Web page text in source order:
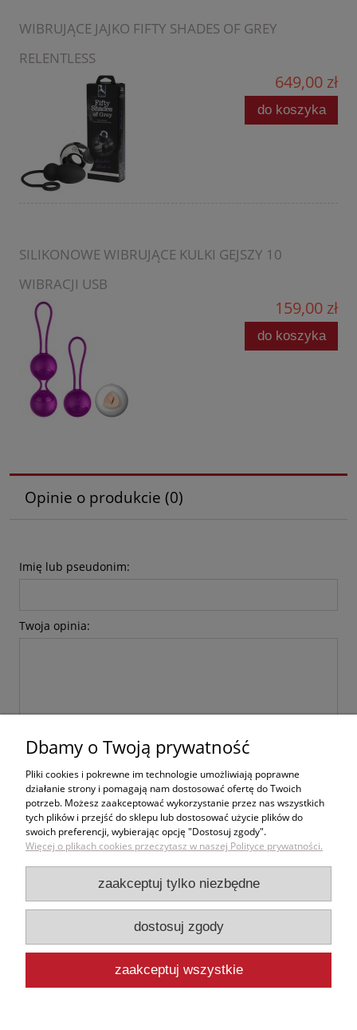
WIBRUJĄCE JAJKO FIFTY SHADES OF GREY
RELENTLESS
649,00 zł
do koszyka
SILIKONOWE WIBRUJĄCE KULKI GEJSZY 10
WIBRACJI USB
159,00 zł
do koszyka
Opinie o produkcie (0)
Imię lub pseudonim:
Twoja opinia:
Zakupy
Pomoc
Moje konto
Informacje
Dbamy o Twoją prywatność
Pliki cookies i pokrewne im technologie umożliwiają poprawne
działanie strony i pomagają nam dostosować ofertę do Twoich
potrzeb. Możesz zaakceptować wykorzystanie przez nas wszystkich
tych plików i przejść do sklepu lub dostosować użycie plików do
swoich preferencji, wybierając opcję "Dostosuj zgody".
Więcej o plikach cookies przeczytasz w naszej Polityce prywatności.
zaakceptuj tylko niezbędne
dostosuj zgody
zaakceptuj wszystkie